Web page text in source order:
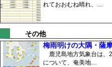
れておおむね晴れ、…
その他
梅雨明けの大隅・薩
鹿児島地方気象台は、
について、奄美地…